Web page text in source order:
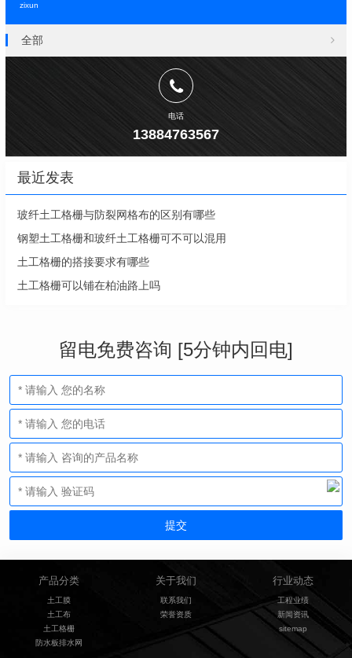
zixun
全部
电话
13884763567
最近发表
玻纤土工格栅与防裂网格布的区别有哪些
钢塑土工格栅和玻纤土工格栅可不可以混用
土工格栅的搭接要求有哪些
土工格栅可以铺在柏油路上吗
留电免费咨询 [5分钟内回电]
产品分类
土工膜
土工布
土工格栅
防水板排水网
关于我们
联系我们
荣誉资质
行业动态
工程业绩
新闻资讯
sitemap